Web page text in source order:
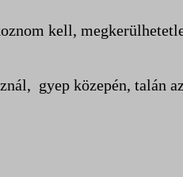
kell,
gyep közepén, talán